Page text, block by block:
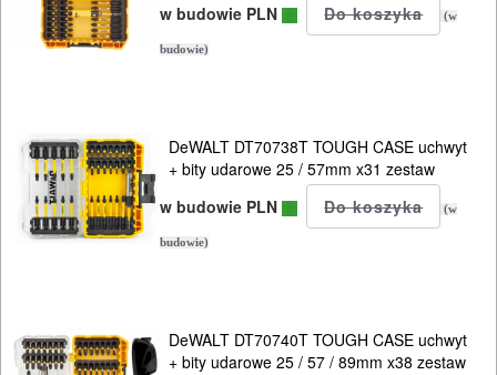
HYDRAULICZNE
PALNIKI
PNEUMATYCZNE
AKCESORIA
KOMPRESORY
SPAWALNICTWO
w budowie PLN
(w
budowie)
DeWALT DT70738T TOUGH CASE uchwyt
+ bity udarowe 25 / 57mm x31 zestaw
w budowie PLN
(w
budowie)
DeWALT DT70740T TOUGH CASE uchwyt
+ bity udarowe 25 / 57 / 89mm x38 zestaw